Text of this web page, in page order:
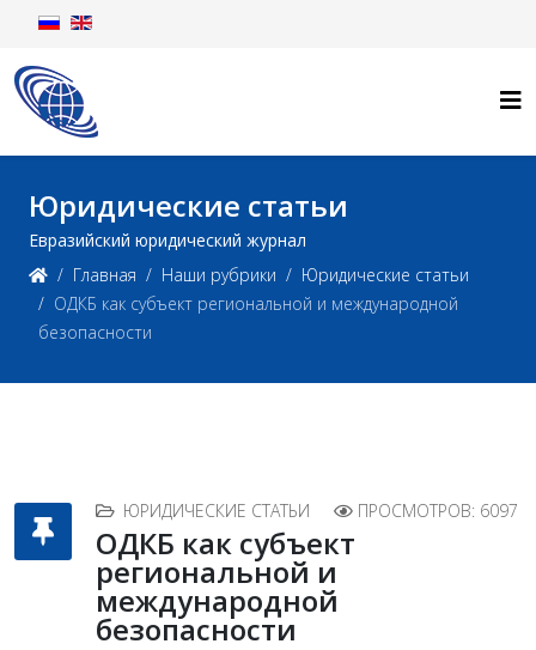
Юридические статьи
Евразийский юридический журнал
Главная
Наши рубрики
Юридические статьи
ОДКБ как субъект региональной и международной
безопасности
ЮРИДИЧЕСКИЕ СТАТЬИ ПРОСМОТРОВ: 6097
ОДКБ как субъект
региональной и
международной
безопасности